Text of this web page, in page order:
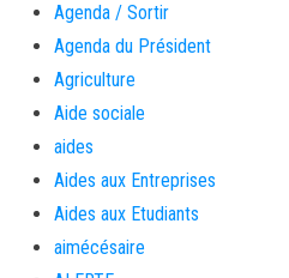
Agenda / Sortir
Agenda du Président
Agriculture
Aide sociale
aides
Aides aux Entreprises
Aides aux Etudiants
aimécésaire